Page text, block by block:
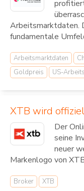
Arbeitsmarktdaten.
fundamentale
Arbeitsmarktdaten
Goldpreis
US-
XTB wird
Der
seine
neuer
Markenlogo von
Broker XTB